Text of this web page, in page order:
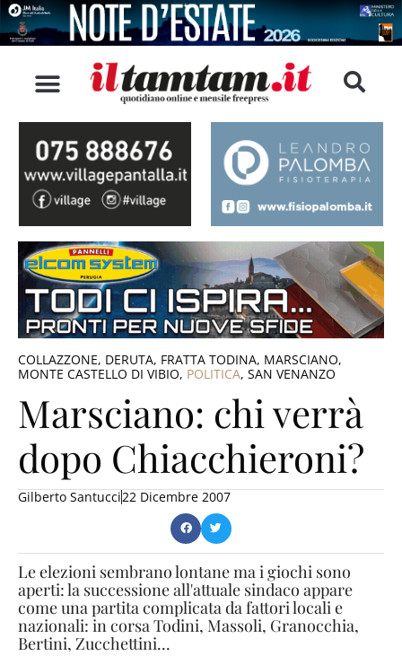
COLLAZZONE, DERUTA, FRATTA TODINA, MARSCIANO,
MONTE CASTELLO DI VIBIO, POLITICA, SAN VENANZO
Marsciano: chi verrà
dopo Chiacchieroni?
Gilberto Santucci22 Dicembre 2007
Le elezioni sembrano lontane ma i giochi sono
aperti: la successione all'attuale sindaco appare
come una partita complicata da fattori locali e
nazionali: in corsa Todini, Massoli, Granocchia,
Bertini, Zucchettini...